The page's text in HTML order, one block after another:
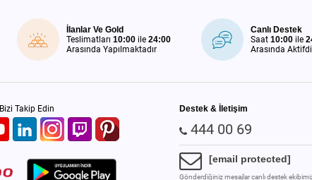
İlanlar Ve Gold
Teslimatları10:00 ile24:00
Arasında Yapılmaktadır
Canlı Destek
Saat10:00 ile
Arasında
Bizi Takip Edin Destek & İletişim
444 00 69
[email protected]
Gönderdiğiniz mesajlar canlı destek